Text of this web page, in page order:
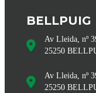
BELLPUIG
Av Lleida, nº
25250
Av Lleida, nº
25250